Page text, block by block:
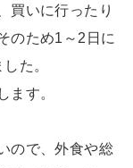
買いに行ったり
のため1～2日に
た。
ます。
ので、外食や総